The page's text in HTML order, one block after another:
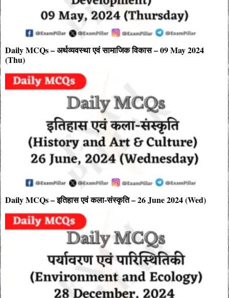
Daily MCQs – अर्थव्यवस्था एवं सामाजिक विकास – 09 May 2024
(Thu)
Daily MCQs – इतिहास एवं कला-संस्कृति – 26 June 2024 (Wed)